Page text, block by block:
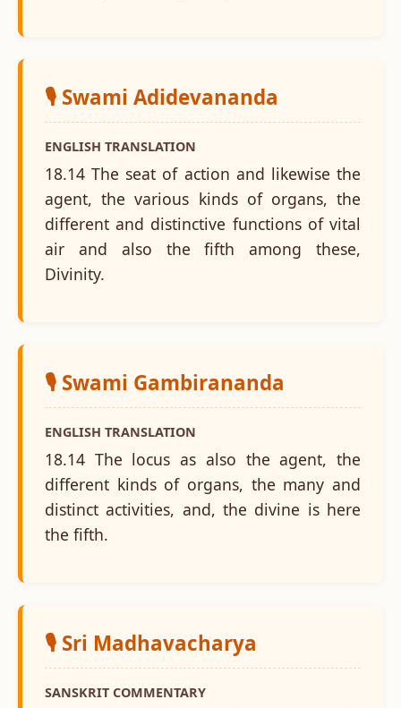
🎙️ Swami Adidevananda
ENGLISH TRANSLATION
18.14 The seat of action and likewise the
agent, the various kinds of organs, the
different and distinctive functions of vital
air and also the fifth among these,
Divinity.
🎙️ Swami Gambirananda
ENGLISH TRANSLATION
18.14 The locus as also the agent, the
different kinds of organs, the many and
distinct activities, and, the divine is here
the fifth.
🎙️ Sri Madhavacharya
SANSKRIT COMMENTARY